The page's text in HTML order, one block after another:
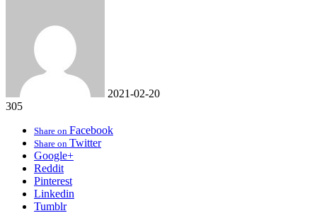
2021-02-20
305
Share on Facebook
Share on Twitter
Google+
Reddit
Pinterest
Linkedin
Tumblr